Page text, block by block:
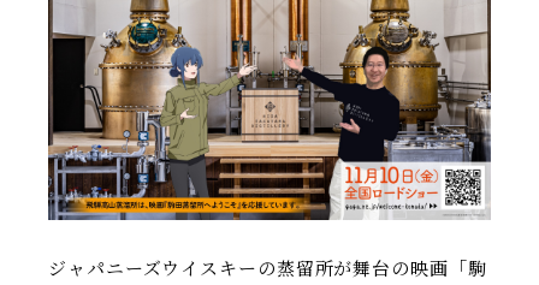
ジャパニーズウイスキーの蒸留所が舞台の映画「駒